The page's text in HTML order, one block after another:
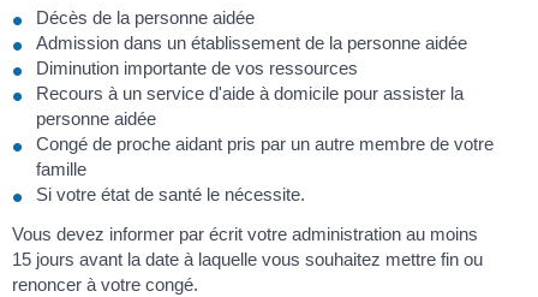
Décès de la personne aidée
Admission dans un établissement de la personne aidée
Diminution importante de vos ressources
Recours à un service d'aide à domicile pour assister la
personne aidée
Congé de proche aidant pris par un autre membre de votre
famille
Si votre état de santé le nécessite.
Vous devez informer par écrit votre administration au moins
15 jours avant la date à laquelle vous souhaitez mettre fin ou
renoncer à votre congé.